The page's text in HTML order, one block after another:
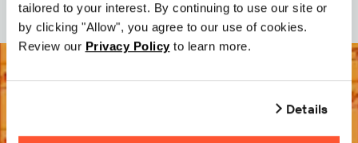
tailored to your interest. By continuing to use our site or
by clicking "Allow", you agree to our use of cookies.
Review our Privacy Policy to learn more.
Details